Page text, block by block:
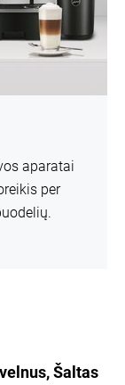
aparatai
per
Šaltas